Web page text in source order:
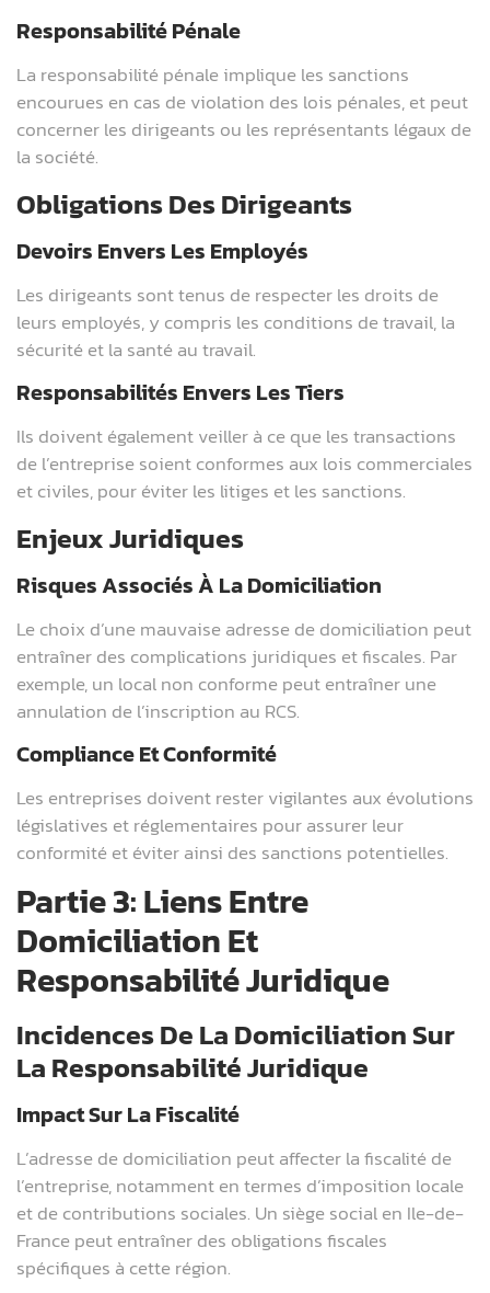
Responsabilité Pénale
La responsabilité pénale implique les sanctions
encourues en cas de violation des lois pénales, et peut
concerner les dirigeants ou les représentants légaux de
la société.
Obligations Des Dirigeants
Devoirs Envers Les Employés
Les dirigeants sont tenus de respecter les droits de
leurs employés, y compris les conditions de travail, la
sécurité et la santé au travail.
Responsabilités Envers Les Tiers
Ils doivent également veiller à ce que les transactions
de l’entreprise soient conformes aux lois commerciales
et civiles, pour éviter les litiges et les sanctions.
Enjeux Juridiques
Risques Associés À La Domiciliation
Le choix d’une mauvaise adresse de domiciliation peut
entraîner des complications juridiques et fiscales. Par
exemple, un local non conforme peut entraîner une
annulation de l’inscription au RCS.
Compliance Et Conformité
Les entreprises doivent rester vigilantes aux évolutions
législatives et réglementaires pour assurer leur
conformité et éviter ainsi des sanctions potentielles.
Partie 3: Liens Entre
Domiciliation Et
Responsabilité Juridique
Incidences De La Domiciliation Sur
La Responsabilité Juridique
Impact Sur La Fiscalité
L’adresse de domiciliation peut affecter la fiscalité de
l’entreprise, notamment en termes d’imposition locale
et de contributions sociales. Un siège social en Ile-de-
France peut entraîner des obligations fiscales
spécifiques à cette région.